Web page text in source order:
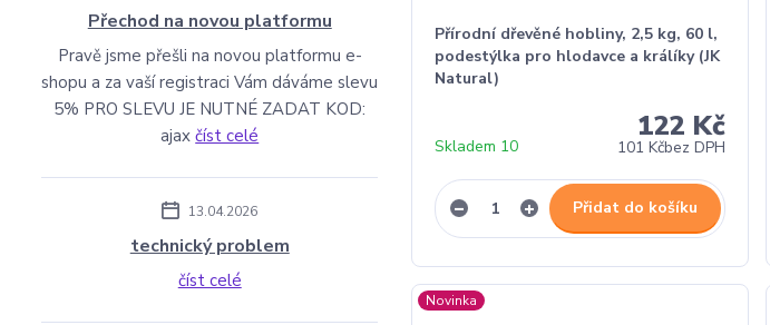
Přírodní dřevěné hobliny, 2,5 kg, 60 l,
podestýlka pro hlodavce a králíky (JK
Natural)
122 Kč
101 Kčbez DPH
Skladem 10
Přidat do košíku
Novinka
Přechod na novou platformu
Pravě jsme přešli na novou platformu e-
shopu a za vaší registraci Vám dáváme slevu
5% PRO SLEVU JE NUTNÉ ZADAT KOD:
ajaxčíst celé
13.04.2026
technický problem
číst celé